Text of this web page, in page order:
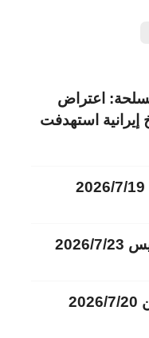
اعتراض
إيرانية استهدفت
23